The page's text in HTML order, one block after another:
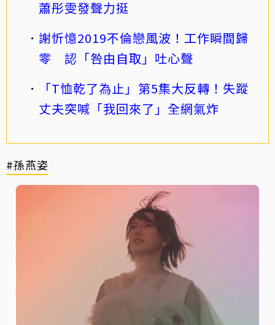
蕭彤雯發聲力挺
謝忻憶2019不倫戀風波！工作瞬間歸
零 認「咎由自取」吐心聲
「T恤乾了為止」第5集大反轉！失蹤
丈夫突喊「我回來了」全網氣炸
#孫燕姿